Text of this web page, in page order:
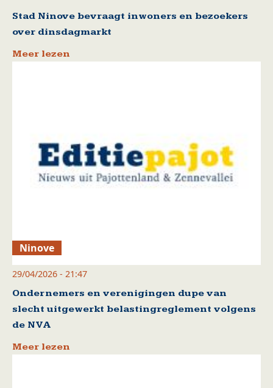
Stad Ninove bevraagt inwoners en bezoekers
over dinsdagmarkt
Meer lezen
Ninove
29/04/2026 - 21:47
Ondernemers en verenigingen dupe van
slecht uitgewerkt belastingreglement volgens
de NVA
Meer lezen